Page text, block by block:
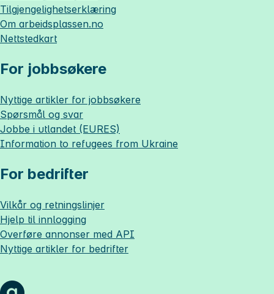
Tilgjengelighetserklæring
Om arbeidsplassen.no
Nettstedkart
For jobbsøkere
Nyttige artikler for jobbsøkere
Spørsmål og svar
Jobbe i utlandet (EURES)
Information to refugees from Ukraine
For bedrifter
Vilkår og retningslinjer
Hjelp til innlogging
Overføre annonser med API
Nyttige artikler for bedrifter